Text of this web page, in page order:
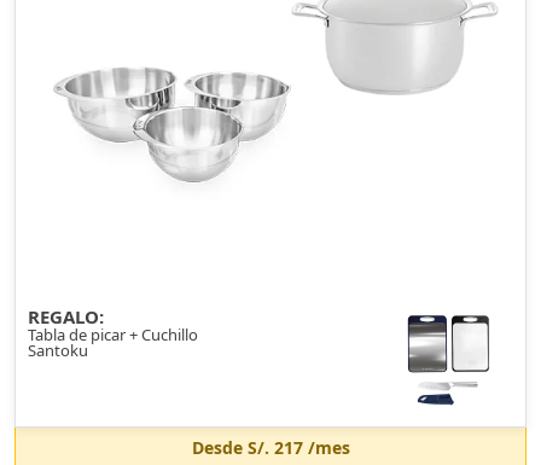
REGALO:
Tabla de picar + Cuchillo
Santoku
Desde S/. 217/mes